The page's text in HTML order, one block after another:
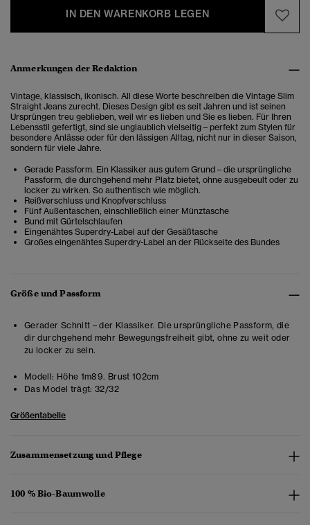
IN DEN WARENKORB LEGEN
Anmerkungen der Redaktion
Vintage, klassisch, ikonisch. All diese Worte beschreiben die Vintage Slim
Straight Jeans zurecht. Dieses Design gibt es seit Jahren und ist seinen
Ursprüngen treu geblieben, weil wir es lieben und Sie es lieben. Für Ihren
Lebensstil gefertigt, sind sie unglaublich vielseitig – perfekt zum Stylen für
besondere Anlässe oder für den lässigen Alltag, nicht nur in dieser Saison,
sondern für viele Jahre.
Gerade Passform. Ein Klassiker aus gutem Grund – die ursprüngliche
Passform, die durchgehend mehr Platz bietet, ohne ausgebeult oder zu
locker zu wirken. So authentisch wie möglich.
Reißverschluss und Knopfverschluss
Fünf Außentaschen, einschließlich einer Münztasche
Bund mit Gürtelschlaufen
Eingenähtes Superdry-Label auf der Gesäßtasche
Großes eingenähtes Superdry-Label an der Rückseite des Bundes
Größe und Passform
Gerader Schnitt – der Klassiker. Die ursprüngliche Passform, die
dir durchgehend mehr Bewegungsfreiheit gibt, ohne zu weit oder
zu locker zu sein.
Modell: Höhe 1m89. Brust 102cm
Das Model trägt: 32/32
Größentabelle
Zusammensetzung und Pflege
100 % Bio-Baumwolle